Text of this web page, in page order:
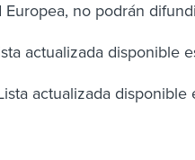
no podrán
actualizada disponible
actualizada disponible